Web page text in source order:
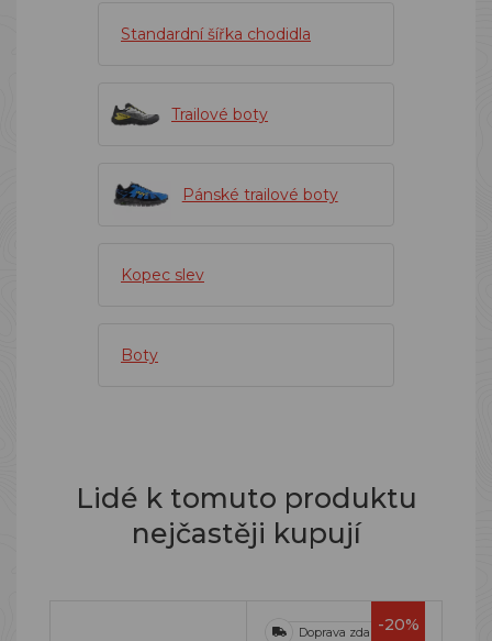
Standardní šířka chodidla
Trailové boty
Pánské trailové boty
Kopec slev
Boty
Lidé k tomuto produktu
nejčastěji kupují
-20%
Doprava zdarma